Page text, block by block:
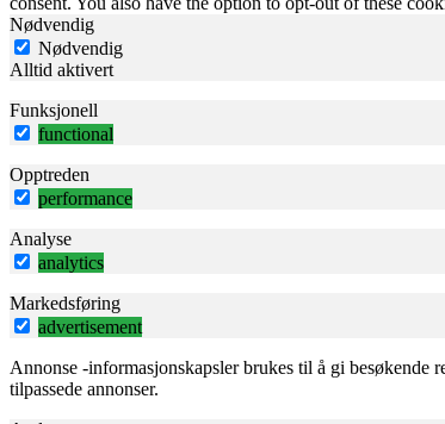
Nødvendig
Nødvendig
Alltid aktivert
Funksjonell
functional
Opptreden
performance
Analyse
analytics
Markedsføring
advertisement
Annonse -informasjonskapsler brukes til å gi besøkende
tilpassede annonser.